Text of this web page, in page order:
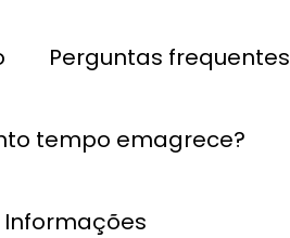
Perguntas frequentes
tempo emagrece?
Informações